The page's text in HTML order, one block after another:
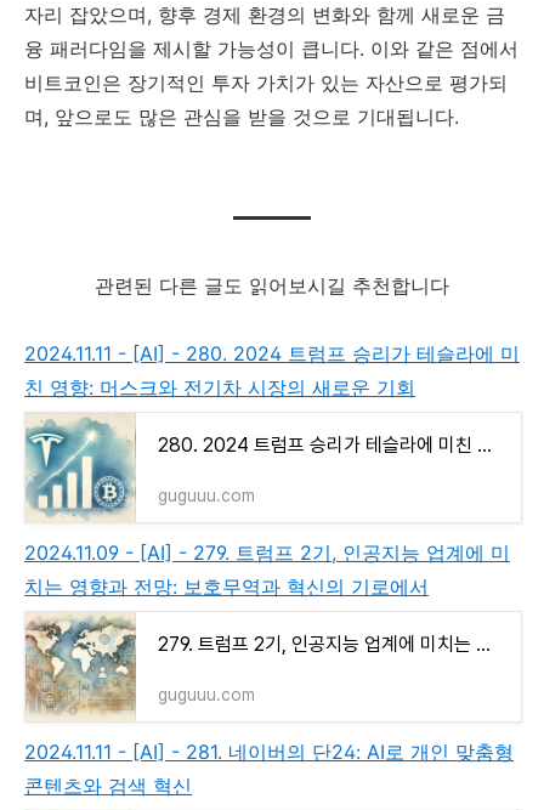
자리 잡았으며, 향후 경제 환경의 변화와 함께 새로운 금
융 패러다임을 제시할 가능성이 큽니다. 이와 같은 점에서
비트코인은 장기적인 투자 가치가 있는 자산으로 평가되
며, 앞으로도 많은 관심을 받을 것으로 기대됩니다.
관련된 다른 글도 읽어보시길 추천합니다
2024.11.11 - [AI] - 280. 2024 트럼프 승리가 테슬라에 미
친 영향: 머스크와 전기차 시장의 새로운 기회
280. 2024 트럼프 승리가 테슬라에 미친 영향: 머스크와 전기차 시장의 새로운 기회
guguuu.com
2024.11.09 - [AI] - 279. 트럼프 2기, 인공지능 업계에 미
치는 영향과 전망: 보호무역과 혁신의 기로에서
279. 트럼프 2기, 인공지능 업계에 미치는 영향과 전망: 보호무역과 혁신의 기로에서
guguuu.com
2024.11.11 - [AI] - 281. 네이버의 단24: AI로 개인 맞춤형
콘텐츠와 검색 혁신